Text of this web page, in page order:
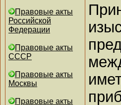
Правовые акты
Российской
Федерации
Правовые акты
СССР
Правовые акты
Москвы
Правовые акты